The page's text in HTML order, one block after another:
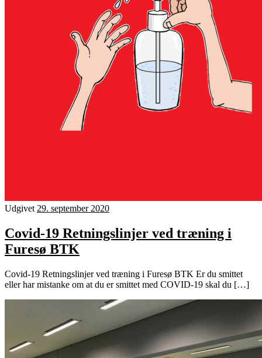
Udgivet 29. september 2020
Covid-19 Retningslinjer ved træning i
Furesø BTK
Covid-19 Retningslinjer ved træning i Furesø BTK Er du smittet
eller har mistanke om at du er smittet med COVID-19 skal du […]